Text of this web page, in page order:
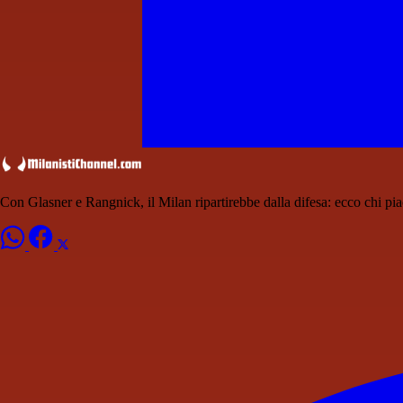
Con Glasner e Rangnick, il Milan ripartirebbe dalla difesa: ecco chi